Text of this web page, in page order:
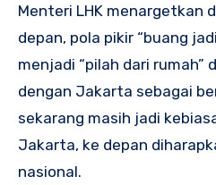
Menteri LHK menargetkan
depan, pola pikir “buang
menjadi “pilah dari rumah”
dengan Jakarta sebagai
sekarang masih jadi
Jakarta, ke depan
nasional.